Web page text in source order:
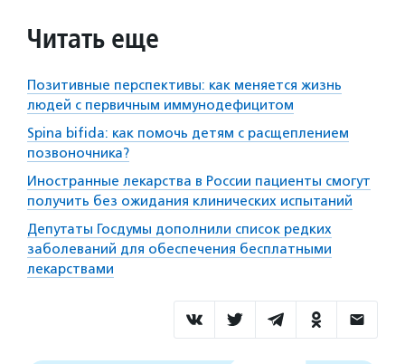
Читать еще
Позитивные перспективы: как меняется жизнь
людей с первичным иммунодефицитом
Spina bifida: как помочь детям с расщеплением
позвоночника?
Иностранные лекарства в России пациенты смогут
получить без ожидания клинических испытаний
Депутаты Госдумы дополнили список редких
заболеваний для обеспечения бесплатными
лекарствами